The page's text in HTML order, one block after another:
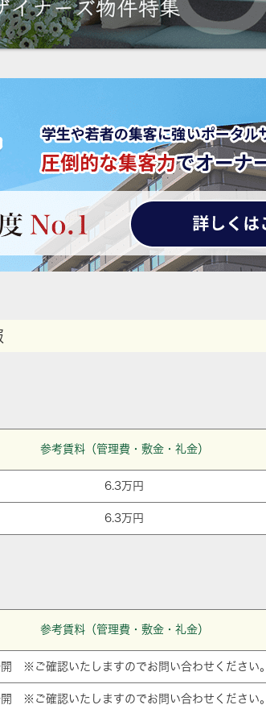
参考賃料（管理費・敷金・礼金）
6.3万円
6.3万円
参考賃料（管理費・敷金・礼金）
※ご確認いたしますのでお問い合わせください。
※ご確認いたしますのでお問い合わせください。